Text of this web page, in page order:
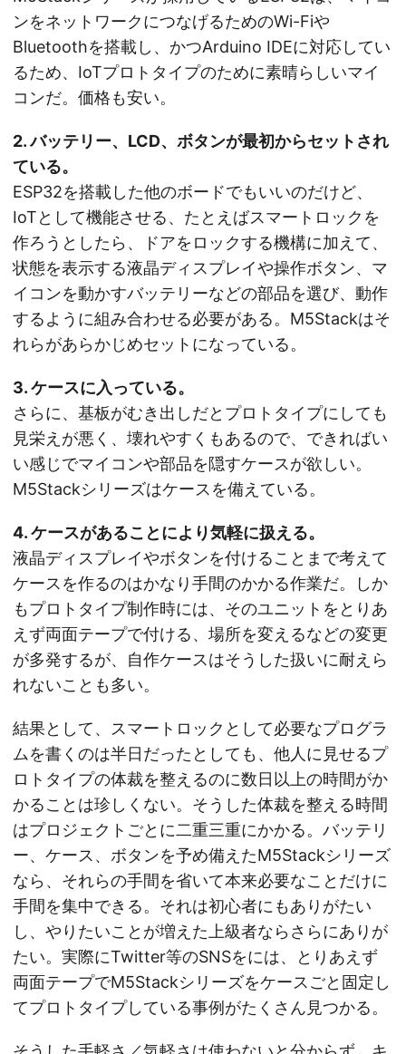
ンをネットワークにつなげるためのWi-Fiや
Bluetoothを搭載し、かつArduino IDEに対応してい
るため、IoTプロトタイプのために素晴らしいマイ
コンだ。価格も安い。
2. バッテリー、LCD、ボタンが最初からセットされ
ている。
ESP32を搭載した他のボードでもいいのだけど、
IoTとして機能させる、たとえばスマートロックを
作ろうとしたら、ドアをロックする機構に加えて、
状態を表示する液晶ディスプレイや操作ボタン、マ
イコンを動かすバッテリーなどの部品を選び、動作
するように組み合わせる必要がある。M5Stackはそ
れらがあらかじめセットになっている。
3. ケースに入っている。
さらに、基板がむき出しだとプロトタイプにしても
見栄えが悪く、壊れやすくもあるので、できればい
い感じでマイコンや部品を隠すケースが欲しい。
M5Stackシリーズはケースを備えている。
4. ケースがあることにより気軽に扱える。
液晶ディスプレイやボタンを付けることまで考えて
ケースを作るのはかなり手間のかかる作業だ。しか
もプロトタイプ制作時には、そのユニットをとりあ
えず両面テープで付ける、場所を変えるなどの変更
が多発するが、自作ケースはそうした扱いに耐えら
れないことも多い。
結果として、スマートロックとして必要なプログラ
ムを書くのは半日だったとしても、他人に見せるプ
ロトタイプの体裁を整えるのに数日以上の時間がか
かることは珍しくない。そうした体裁を整える時間
はプロジェクトごとに二重三重にかかる。バッテリ
ー、ケース、ボタンを予め備えたM5Stackシリーズ
なら、それらの手間を省いて本来必要なことだけに
手間を集中できる。それは初心者にもありがたい
し、やりたいことが増えた上級者ならさらにありが
たい。実際にTwitter等のSNSをには、とりあえず
両面テープでM5Stackシリーズをケースごと固定し
てプロトタイプしている事例がたくさん見つかる。